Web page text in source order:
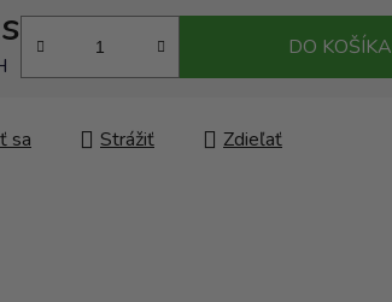
DO KOŠÍKA
sa Strážiť Zdieľať